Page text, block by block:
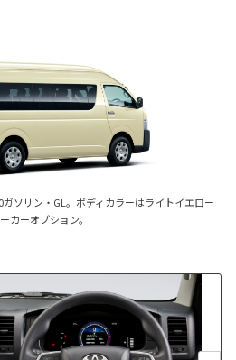
ソリン・GL。ボディカラーはライトイエロー
カーオプション。